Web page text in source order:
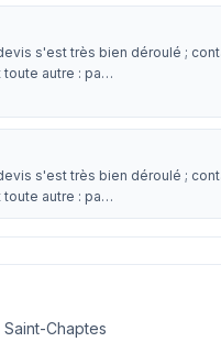
s'est très bien déroulé ;
toute autre : pa…
s'est très bien déroulé ;
toute autre : pa…
Chaptes